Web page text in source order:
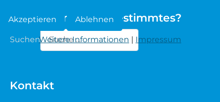
Sie suchen etwas bestimmtes?
Suchen
Kontakt
Akzeptieren Ablehnen
Weitere Informationen | Impressum
Erfassung der Euterreinheit
Soayschaf
Weiße gehörnte Heidschnucke